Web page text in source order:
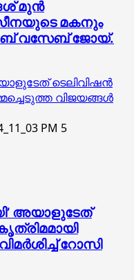
മുൻ
മകനും
വസേബ് ജോയ്.
ടെലിവിഷന്‍
വിജയങ്ങള്‍
5
അയാളുടേത്
റോസി